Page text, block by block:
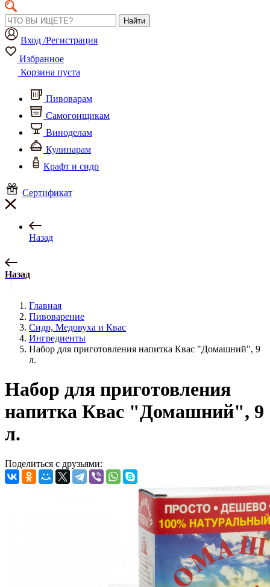
Найти
Вход /Регистрация
Избранное
Корзина пуста
Пивоварам
Самогонщикам
Виноделам
Кулинарам
Крафт и сидр
Сертификат
Назад
Назад
Главная
Пивоварение
Сидр, Медовуха и Квас
Ингредиенты
Набор для приготовления напитка Квас "Домашний", 9
л.
Набор для приготовления
напитка Квас "Домашний", 9
л.
Поделиться с друзьями: